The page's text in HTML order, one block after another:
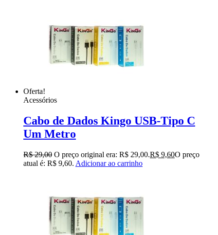
Oferta!
Acessórios
Cabo de Dados Kingo USB-Tipo C
Um Metro
R$29,00 O preço original era: R$ 29,00.R$ 9,60O preço
atual é: R$ 9,60. Adicionar ao carrinho